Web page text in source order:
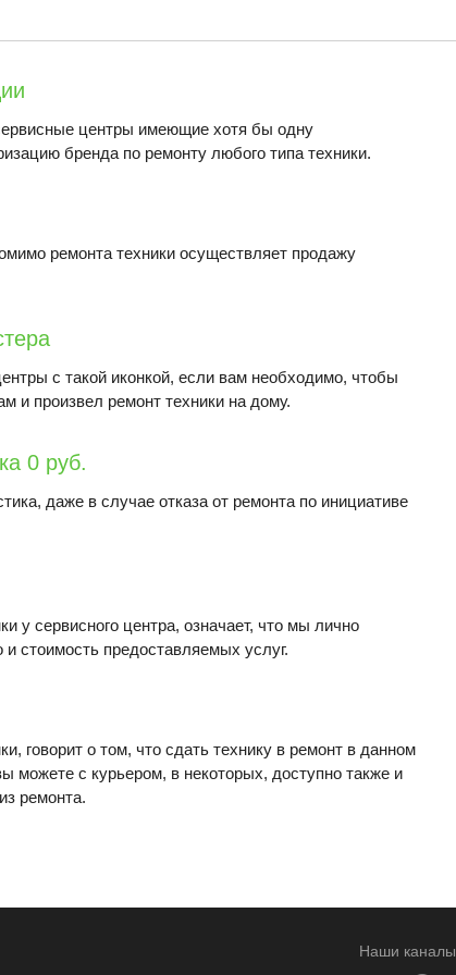
центры имеющие хотя бы одну
бренда по ремонту любого типа техники.
ремонта техники осуществляет продажу
с такой иконкой, если вам необходимо, чтобы
и произвел ремонт техники на дому.
0 руб.
даже в случае отказа от ремонта по инициативе
у сервисного центра, означает, что мы лично
и стоимость предоставляемых услуг.
говорит о том, что сдать технику в ремонт в данном
можете с курьером, в некоторых, доступно также и
ремонта.
Наши каналы